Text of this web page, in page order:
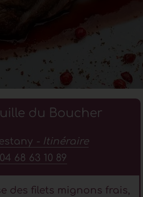
du Boucher
- Itinéraire
04 68 63 10 89
des filets mignons frais,